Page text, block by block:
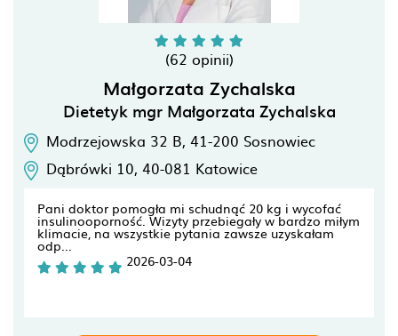
(62 opinii)
Małgorzata Zychalska
Dietetyk mgr Małgorzata Zychalska
Modrzejowska 32 B, 41-200 Sosnowiec
Dąbrówki 10, 40-081 Katowice
Pani doktor pomogła mi schudnąć 20 kg i wycofać
insulinooporność. Wizyty przebiegały w bardzo miłym
klimacie, na wszystkie pytania zawsze uzyskałam
odp...
2026-03-04